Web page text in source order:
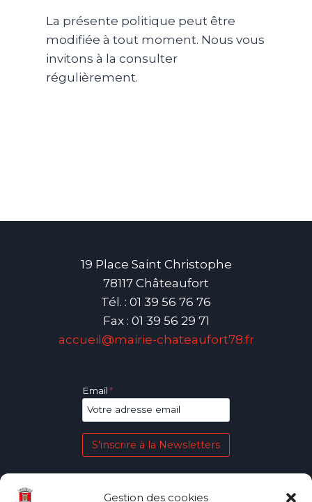
Gestion des cookies
La présente politique peut être
modifiée à tout moment. Nous vous
invitons à la consulter
régulièrement.
19 Place Saint Christophe
78117 Châteaufort
Tél. : 01 39 56 76 76
Fax : 01 39 56 29 71
accueil@mairie-chateaufort78.fr
Email*
S'inscrire à la Newsletters